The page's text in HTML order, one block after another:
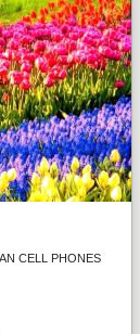
CELL PHONES